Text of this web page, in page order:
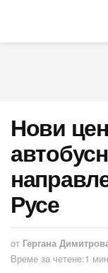
Нови
Русе
от Гергана
Време за четене:1